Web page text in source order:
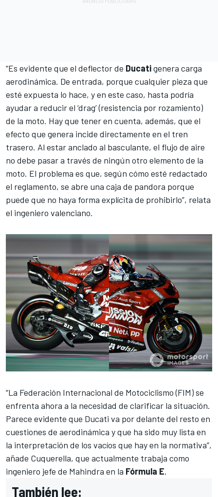
“Es evidente que el deflector de Ducatigenera carga
aerodinámica. De entrada, porque cualquier pieza que
esté expuesta lo hace, y en este caso, hasta podría
ayudar a reducir el ‘drag’ (resistencia por rozamiento)
de la moto. Hay que tener en cuenta, además, que el
efecto que genera incide directamente en el tren
trasero. Al estar anclado al basculante, el flujo de aire
no debe pasar a través de ningún otro elemento de la
moto. El problema es que, según cómo esté redactado
el reglamento, se abre una caja de pandora porque
puede que no haya forma explícita de prohibirlo”, relata
el ingeniero valenciano.
“La Federación Internacional de Motociclismo (FIM) se
enfrenta ahora a la necesidad de clarificar la situación.
Parece evidente que Ducati va por delante del resto en
cuestiones de aerodinámica y que ha sido muy lista en
la interpretación de los vacíos que hay en la normativa”,
añade Cuquerella, que actualmente trabaja como
ingeniero jefe de Mahindra en la Fórmula E.
También lee: